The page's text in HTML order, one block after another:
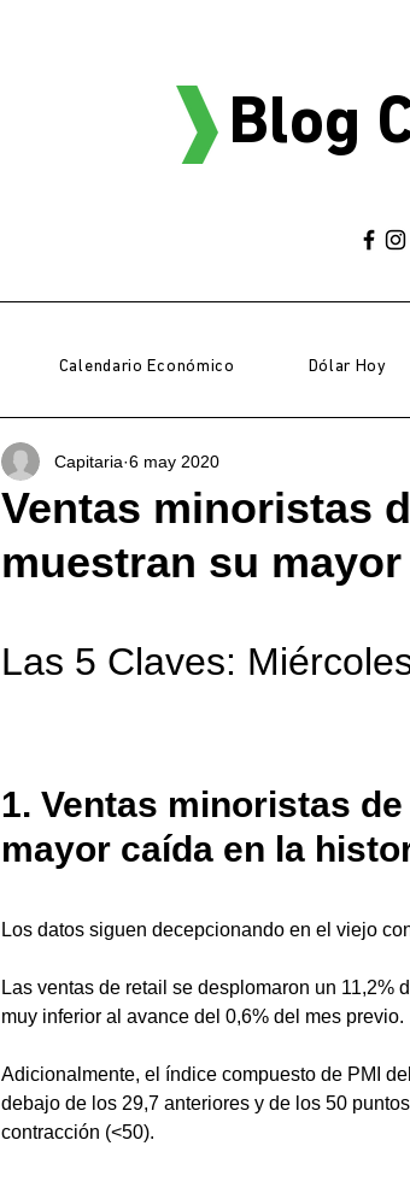
Blog
Calendario Económico Dólar Hoy
Ventas minoristas
muestran su
Capitaria 6 may 2020
Las 5 Claves:
1. Ventas minoristas
mayor caída en la
Los datos siguen decepcionando en el viejo
Las ventas de retail se desplomaron un 11,2%
muy inferior al avance del 0,6% del mes previo.
Adicionalmente, el índice compuesto de PMI
debajo de los 29,7 anteriores y de los 50
contracción (<50).